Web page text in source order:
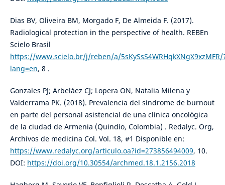
Dias BV, Oliveira BM, Morgado F, De Almeida F. (2017).
Radiological protection in the perspective of health. REBEn
Scielo Brasil
https://www.scielo.br/j/reben/a/5sKySsS4WRHqkXNgX9xzMFR/
lang=en, 8 .
Gonzales PJ; Arbeláez CJ; Lopera ON, Natalia Milena y
Valderrama PK. (2018). Prevalencia del síndrome de burnout
en parte del personal asistencial de una clínica oncológica
de la ciudad de Armenia (Quindío, Colombia) . Redalyc. Org,
Archivos de medicina Col. Vol. 18, #1 Disponible en:
https://www.redalyc.org/articulo.oa?id=273856494009, 10.
DOI: https://doi.org/10.30554/archmed.18.1.2156.2018